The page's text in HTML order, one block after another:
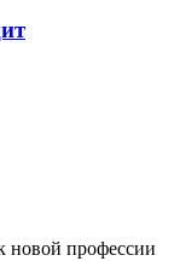
новой профессии